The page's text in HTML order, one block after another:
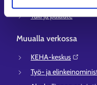
Tuki ja palaute
Muualla verkossa
KEHA-keskus⁠
Työ- ja